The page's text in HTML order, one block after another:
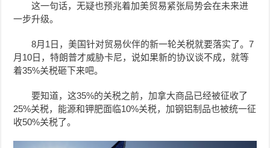
这一句话，无疑也预兆着加美贸易紧张局势会在未来进
一步升级。
8月1日，美国针对贸易伙伴的新一轮关税就要落实了。7
月10日，特朗普才威胁卡尼，说如果新的协议谈不成，就等
着35%关税砸下来吧。
要知道，这35%的关税之前，加拿大商品已经被征收了
25%关税，能源和钾肥面临10%关税，加钢铝制品也被统一征
收50%关税了。